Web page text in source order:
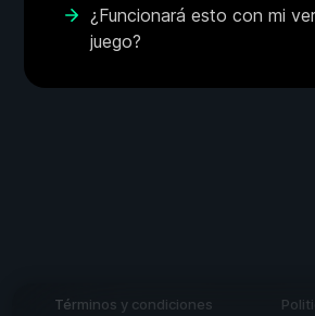
¿Funcionará esto con mi
juego?
Términos y condiciones